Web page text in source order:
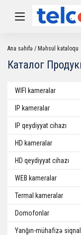
Ana səhifə Məhsul kataloqu
Каталог
WIFI kameralar
IP kameralar
IP qeydiyyat cihazı
HD kameralar
HD qeydiyyat cihazı
WEB kameralar
Termal kameralar
Domofonlar
Yanğın-mühafizə